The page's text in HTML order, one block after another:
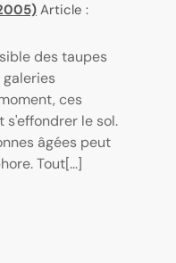
Article :
des taupes
galeries
ces
s'effondrer le sol.
âgées peut
Tout[...]